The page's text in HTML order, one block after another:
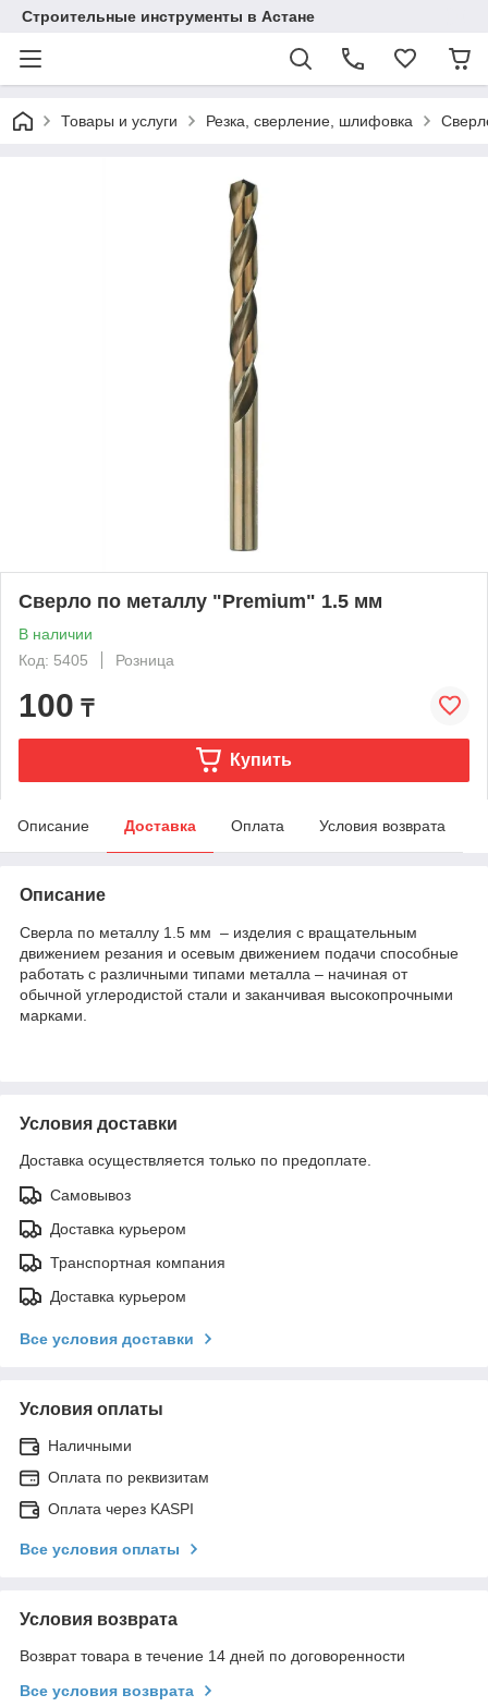
Строительные инструменты в Астане
Товары и услуги Резка, сверление, шлифовка
Сверло по металлу "Premium" 1.5 мм
В наличии
Код: 5405
Розница
100 ₸
Купить
Описание Доставка Оплата Условия возврата
Описание
Сверла по металлу 1.5 мм – изделия с вращательным
движением резания и осевым движением подачи способные
работать с различными типами металла – начиная от
обычной углеродистой стали и заканчивая высокопрочными
марками.
Условия доставки
Доставка осуществляется только по предоплате.
Самовывоз
Доставка курьером
Транспортная компания
Доставка курьером
Все условия доставки
Условия оплаты
Наличными
Оплата по реквизитам
Оплата через KASPI
Все условия оплаты
Условия возврата
Возврат товара в течение 14 дней по договоренности
Все условия возврата